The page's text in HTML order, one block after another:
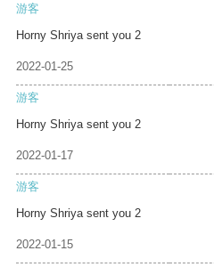
游客
Horny Shriya sent you 2
2022-01-25
游客
Horny Shriya sent you 2
2022-01-17
游客
Horny Shriya sent you 2
2022-01-15